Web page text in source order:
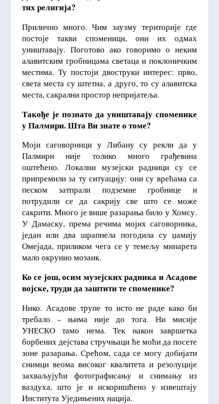
тих религија?
Прилично много. Чим заузму територије где
постоје такви споменици, они их одмах
уништавају. Поготово ако говоримо о неким
алавитским гробницама светаца и поклоничким
местима. Ту постоји двоструки интерес: прво,
света места су штетна, а друго, то су алавитска
места, сакрални простор непријатеља.
Такође је познато да уништавају споменике
у Палмири. Шта Ви знате о томе?
Моји саговорници у Либану су рекли да у
Палмири није толико много грађевина
оштећено. Локални музејски радници су се
припремили за ту ситуацију: они су врећама са
песком затпрали подземне гробнице и
потрудили се да сакрију све што се може
сакрити. Много је више разарања било у Хомсу.
У Дамаску, према речима мојих саговорника,
један или два шрапнела погодила су џамију
Омејада, приликом чега се у темељу минарета
мало окрунио мозаик.
Ко се још, осим музејских радника и Асадове
војске, труди да заштити те споменике?
Нико. Асадове трупе то исто не раде како би
требало – њима није до тога. Ни мисије
УНЕСКО тамо нема. Тек након завршетка
борбених дејстава стручњаци ће моћи да посете
зоне разарања. Срећом, сада се могу добијати
снимци веома високог квалитета и резолуције
захваљујући фотографисању и снимању из
ваздуха, што је и искоришћено у извештају
Института Уједињених нација.